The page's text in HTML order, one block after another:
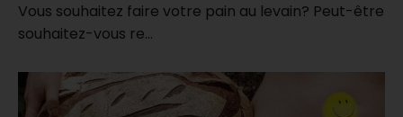
Vous souhaitez faire votre pain au levain? Peut-être
souhaitez-vous re…